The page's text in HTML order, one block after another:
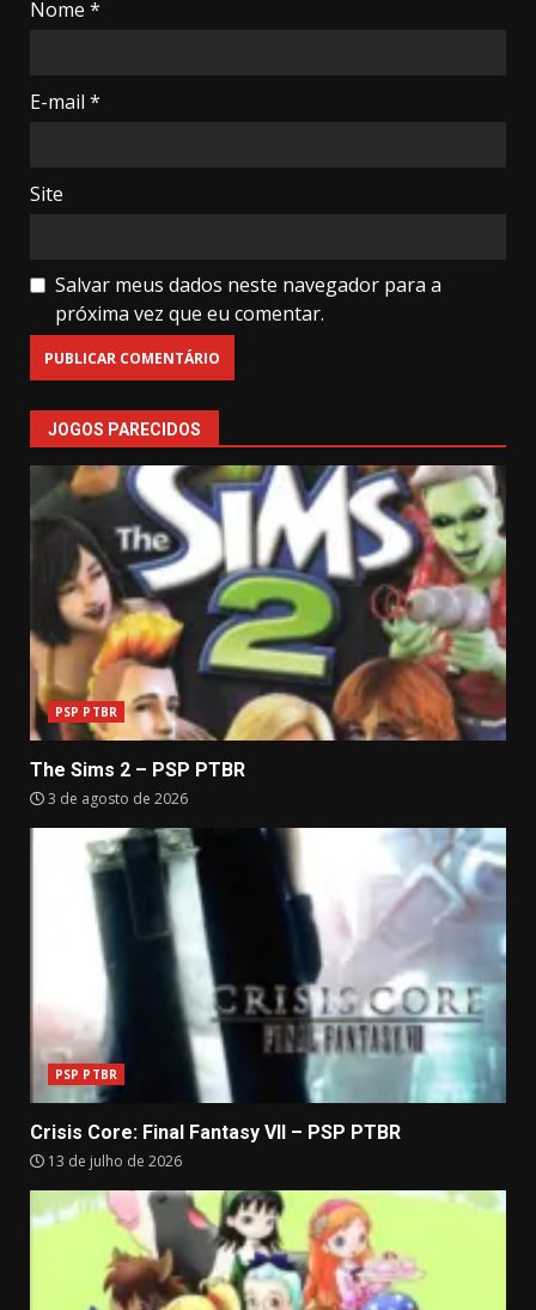
Nome *
E-mail *
Site
Salvar meus dados neste navegador para a
próxima vez que eu comentar.
JOGOS PARECIDOS
PSP PTBR
The Sims 2 – PSP PTBR
3 de agosto de 2026
PSP PTBR
Crisis Core: Final Fantasy VII – PSP PTBR
13 de julho de 2026